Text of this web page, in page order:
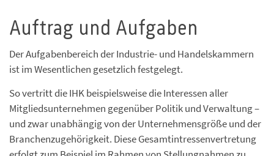
Auftrag und Aufgaben
Der Aufgabenbereich der Industrie- und Handelskammern
ist im Wesentlichen gesetzlich festgelegt.
So vertritt die IHK beispielsweise die Interessen aller
Mitgliedsunternehmen gegenüber Politik und Verwaltung –
und zwar unabhängig von der Unternehmensgröße und der
Branchenzugehörigkeit. Diese Gesamtintressenvertretung